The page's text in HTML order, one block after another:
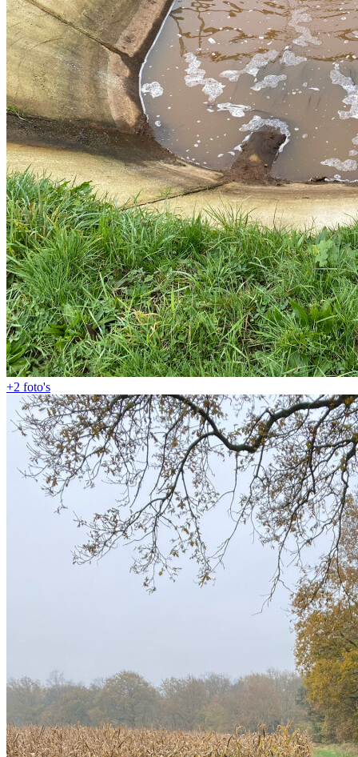
+2 foto's